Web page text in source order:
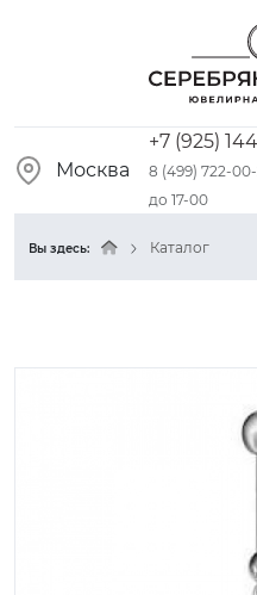
Москва
+7 (925)
8 (499) 722-
до 17-00
Вы здесь: Каталог